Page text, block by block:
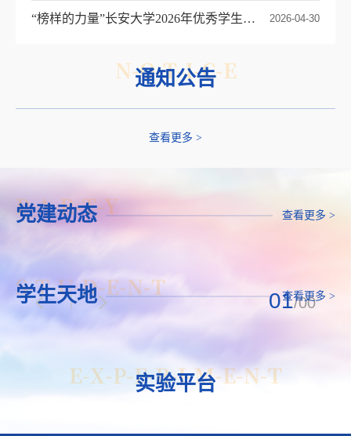
2026-04-30
“榜样的力量”长安大学2026年优秀学生表彰大会举行
通知公告
N-O-T-I-C-E
查看更多 >
党建动态
P-A-R-T-Y 查看更多 >
学生天地
S-T-U-D-E-N-T 查看更多 >
01/00
实验平台
E-X-P-E-R-I-M-E-N-T